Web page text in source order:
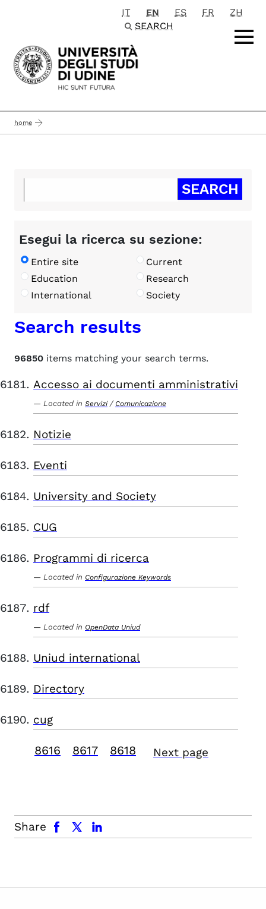
Passa al contenuto principale
IT EN ES FR
ZH
SEARCH
home
Esegui la ricerca su sezione:
Entire site
Current
Education
Research
International
Society
Search results
96850 items matching your search terms.
Accesso ai documenti amministrativi
Located in Servizi / Comunicazione
Notizie
Eventi
University and Society
CUG
Programmi di ricerca
Located in Configurazione Keywords
rdf
Located in OpenData Uniud
Uniud international
Directory
cug
8616 8617 8618 Next page
Share
facebook x.com linkedin